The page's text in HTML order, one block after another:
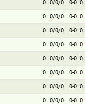
0 0/0/0 0-0 0
0 0/0/0 0-0 0
0 0/0/0 0-0 0
0 0/0/0 0-0 0
0 0/0/0 0-0 0
0 0/0/0 0-0 0
0 0/0/0 0-0 0
0 0/0/0 0-0 0